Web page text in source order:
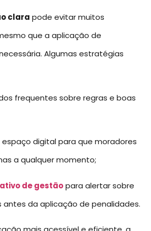
clara pode evitar muitos
que a aplicação de
Algumas estratégias
frequentes sobre regras e boas
espaço digital para que moradores
a qualquer momento;
de gestãopara alertar sobre
antes da aplicação de penalidades.